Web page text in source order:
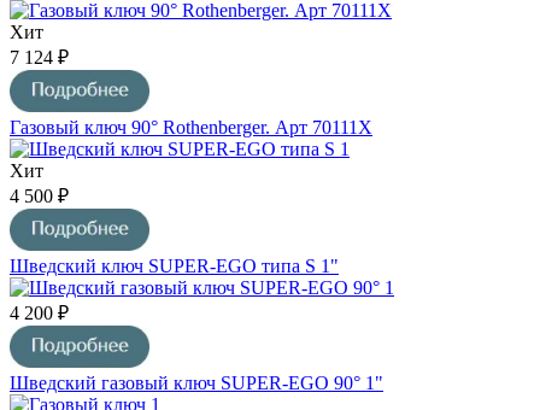
Хит
7 124 ₽
Газовый ключ 90° Rothenberger. Арт 70111Х
Хит
4 500 ₽
Шведский ключ SUPER-EGO типа S 1"
4 200 ₽
Шведский газовый ключ SUPER-EGO 90° 1"